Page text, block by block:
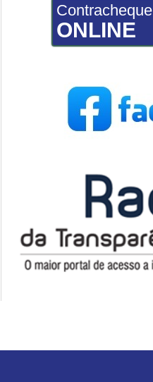
Contracheque
ONLINE